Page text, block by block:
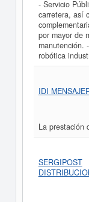
- Servicio
carretera, así
por mayor de
manutención.
robótica
IDI
La prestación
SERGIPOST